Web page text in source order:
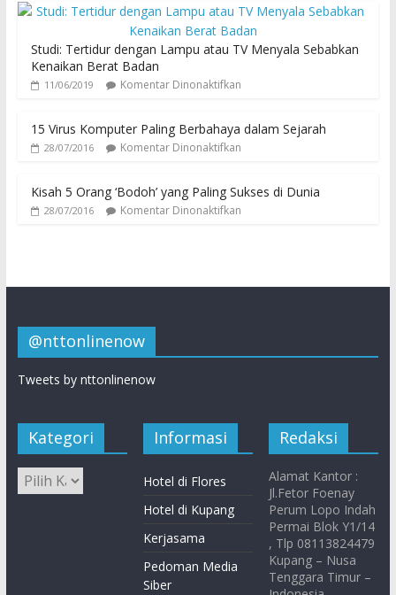
Studi: Tertidur dengan Lampu atau TV Menyala Sebabkan
Kenaikan Berat Badan
11/06/2019 Komentar Dinonaktifkan
15 Virus Komputer Paling Berbahaya dalam Sejarah
28/07/2016 Komentar Dinonaktifkan
Kisah 5 Orang ‘Bodoh’ yang Paling Sukses di Dunia
28/07/2016 Komentar Dinonaktifkan
@nttonlinenow
Tweets by nttonlinenow
Kategori Informasi
Hotel di Flores
Hotel di Kupang
Kerjasama
Pedoman Media
Siber
Redaksi
Alamat Kantor :
Jl.Fetor Foenay
Perum Lopo Indah
Permai Blok Y1/14
, Tlp 08113824479
Kupang – Nusa
Tenggara Timur –